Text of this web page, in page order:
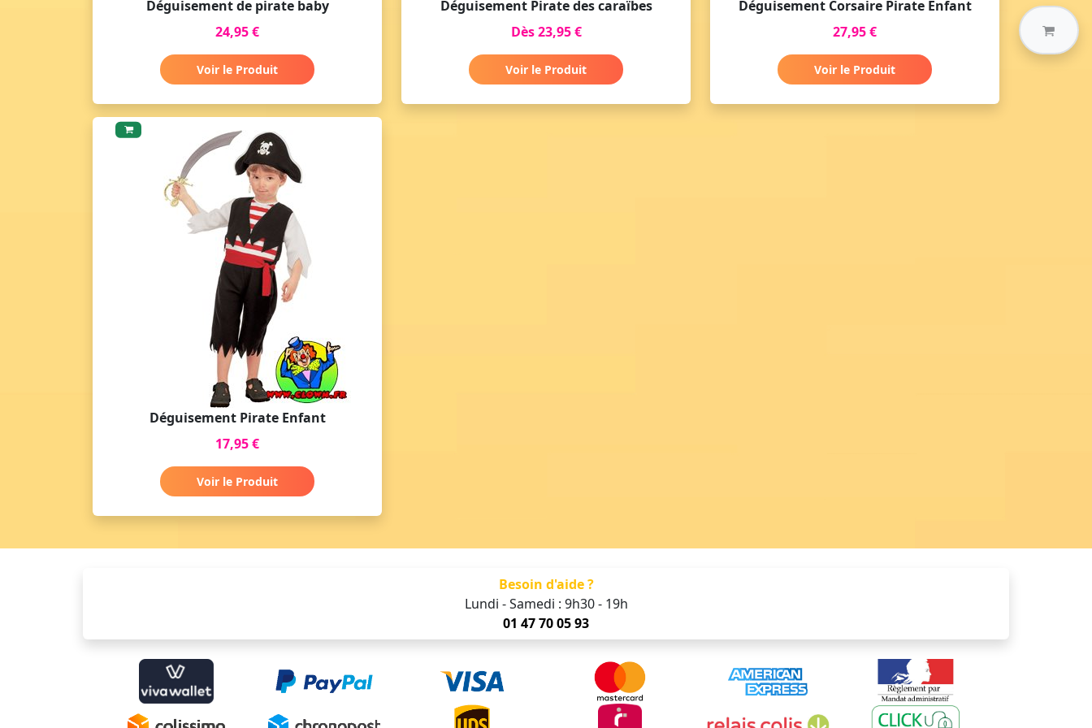
Déguisement de pirate baby
24,95 €
Voir le Produit
Déguisement Pirate des caraïbes
Dès 23,95 €
Voir le Produit
Déguisement Corsaire Pirate Enfant
27,95 €
Voir le Produit
Déguisement Pirate Enfant
17,95 €
Voir le Produit
Besoin d'aide ?
Lundi - Samedi : 9h30 - 19h
01 47 70 05 93